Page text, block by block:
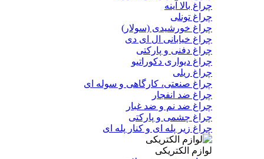
چراغ بالا آینه
چراغ تونلی
چراغ خورشیدی (سولار)
چراغ خیابانی ال ای دی
چراغ دفنی و پارکتی
چراغ دیواری دکوراتیو
چراغ ریلی
چراغ صنعتی، کارگاهی و سوله ای
چراغ ضد انفجار
چراغ ضد نم و ضد غبار
چراغ چشمی و پارکتی
چراغ‌ زیر‌ پله‌ ای و کنار‌ پله‌ ای
لوازم الکتریکی